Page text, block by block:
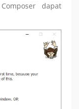
dapat